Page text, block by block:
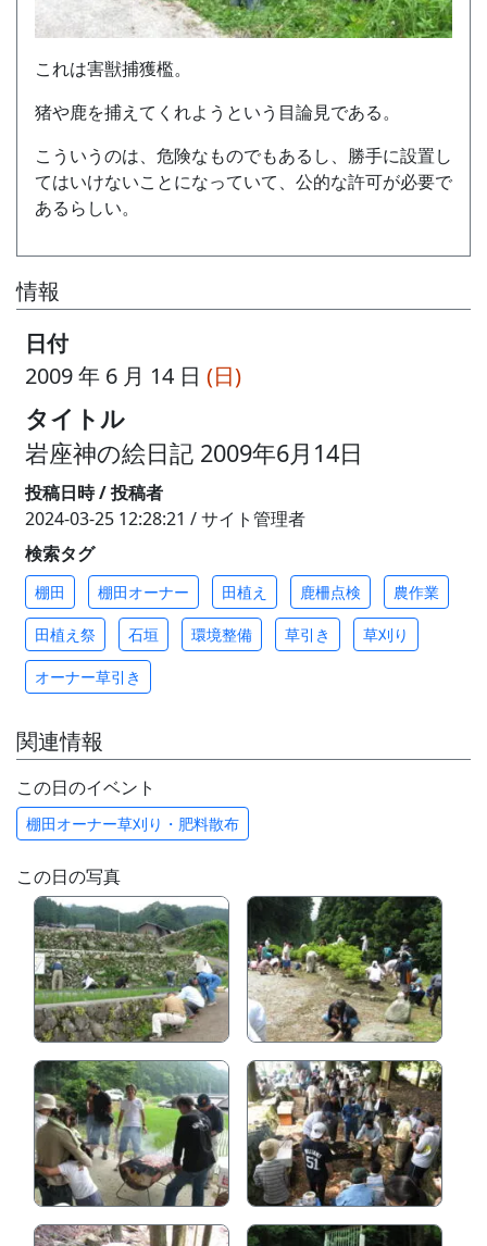
これは害獣捕獲檻。
猪や鹿を捕えてくれようという目論見である。
こういうのは、危険なものでもあるし、勝手に設置し
てはいけないことになっていて、公的な許可が必要で
あるらしい。
情報
日付
2009 年 6 月 14 日 (日)
タイトル
岩座神の絵日記 2009年6月14日
投稿日時 / 投稿者
2024-03-25 12:28:21 / サイト管理者
検索タグ
棚田 棚田オーナー 田植え 鹿柵点検 農作業
田植え祭 石垣 環境整備 草引き 草刈り
オーナー草引き
関連情報
この日のイベント
棚田オーナー草刈り・肥料散布
この日の写真